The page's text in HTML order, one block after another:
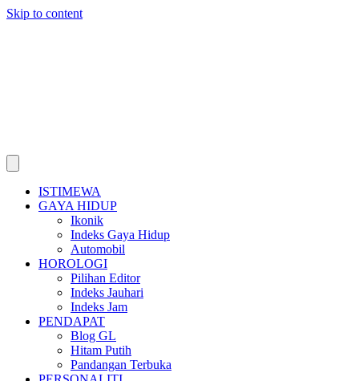
Skip to content
ISTIMEWA
GAYA HIDUP
Ikonik
Indeks Gaya Hidup
Automobil
HOROLOGI
Pilihan Editor
Indeks Jauhari
Indeks Jam
PENDAPAT
Blog GL
Hitam Putih
Pandangan Terbuka